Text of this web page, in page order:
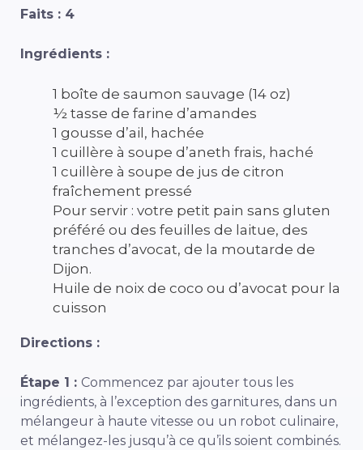
Faits : 4
Ingrédients :
1 boîte de saumon sauvage (14 oz)
½ tasse de farine d’amandes
1 gousse d’ail, hachée
1 cuillère à soupe d’aneth frais, haché
1 cuillère à soupe de jus de citron
fraîchement pressé
Pour servir : votre petit pain sans gluten
préféré ou des feuilles de laitue, des
tranches d’avocat, de la moutarde de
Dijon.
Huile de noix de coco ou d’avocat pour la
cuisson
Directions :
Étape 1 : Commencez par ajouter tous les
ingrédients, à l’exception des garnitures, dans un
mélangeur à haute vitesse ou un robot culinaire,
et mélangez-les jusqu’à ce qu’ils soient combinés.